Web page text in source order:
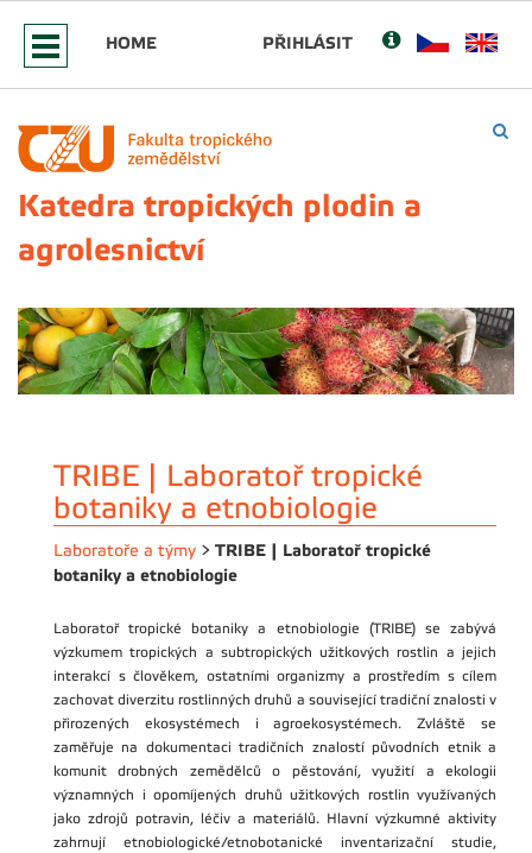
HOME PŘIHLÁSIT
Katedra tropických plodin a
agrolesnictví
TRIBE | Laboratoř tropické
botaniky a etnobiologie
Laboratoře a týmy > TRIBE | Laboratoř tropické
botaniky a etnobiologie
Laboratoř tropické botaniky a etnobiologie (TRIBE) se zabývá
výzkumem tropických a subtropických užitkových rostlin a jejich
interakcí s člověkem, ostatními organizmy a prostředím s cílem
zachovat diverzitu rostlinných druhů a související tradiční znalosti v
přirozených ekosystémech i agroekosystémech. Zvláště se
zaměřuje na dokumentaci tradičních znalostí původních etnik a
komunit drobných zemědělců o pěstování, využití a ekologii
významných i opomíjených druhů užitkových rostlin využívaných
jako zdrojů potravin, léčiv a materiálů. Hlavní výzkumné aktivity
zahrnují etnobiologické/etnobotanické inventarizační studie,